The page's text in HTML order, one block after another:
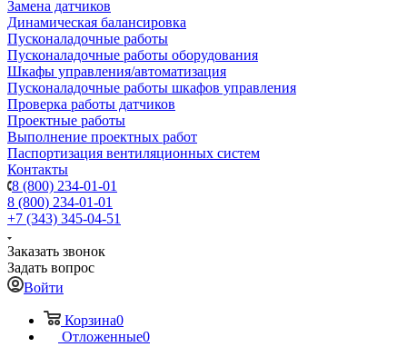
Замена датчиков
Динамическая балансировка
Пусконаладочные работы
Пусконаладочные работы оборудования
Шкафы управления/автоматизация
Пусконаладочные работы шкафов управления
Проверка работы датчиков
Проектные работы
Выполнение проектных работ
Паспортизация вентиляционных систем
Контакты
8 (800) 234-01-01
8 (800) 234-01-01
+7 (343) 345-04-51
Заказать звонок
Задать вопрос
Войти
Корзина0
Отложенные0